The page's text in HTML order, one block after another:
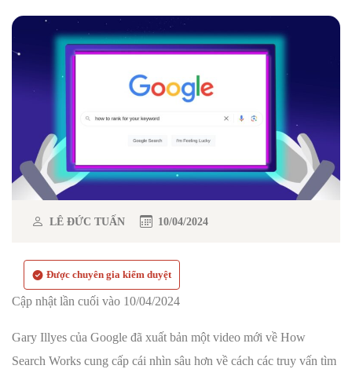
LÊ ĐỨC TUẤN 10/04/2024
Được chuyên gia kiểm duyệt
Cập nhật lần cuối vào 10/04/2024
Gary Illyes của Google đã xuất bản một video mới về How
Search Works cung cấp cái nhìn sâu hơn về cách các truy vấn tìm